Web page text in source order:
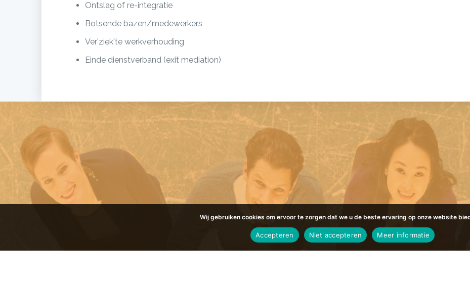
Ontslag of re-integratie
Botsende bazen/medewerkers
Ver'ziek'te werkverhouding
Einde dienstverband (exit mediation)
Wij gebruiken cookies om ervoor te zorgen dat we u de beste ervaring op onze website
Accepteren Niet accepteren Meer informatie